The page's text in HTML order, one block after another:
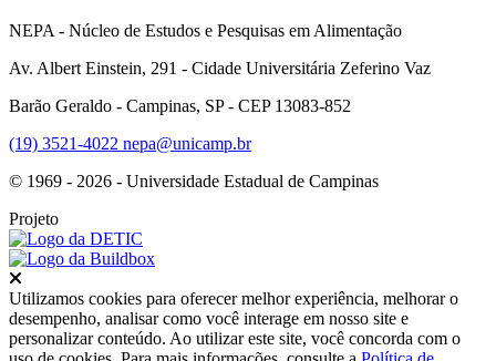
NEPA - Núcleo de Estudos e Pesquisas em Alimentação
Av. Albert Einstein, 291 - Cidade Universitária Zeferino Vaz
Barão Geraldo - Campinas, SP - CEP 13083-852
(19) 3521-4022 nepa@unicamp.br
© 1969 - 2026 - Universidade Estadual de Campinas
Projeto
Utilizamos cookies para oferecer melhor experiência, melhorar o
desempenho, analisar como você interage em nosso site e
personalizar conteúdo. Ao utilizar este site, você concorda com o